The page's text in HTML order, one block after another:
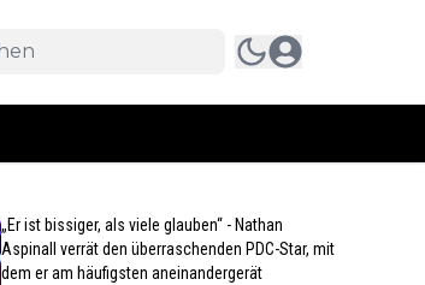
„Er ist bissiger, als viele glauben“ - Nathan
Aspinall verrät den überraschenden PDC-Star, mit
dem er am häufigsten aneinandergerät